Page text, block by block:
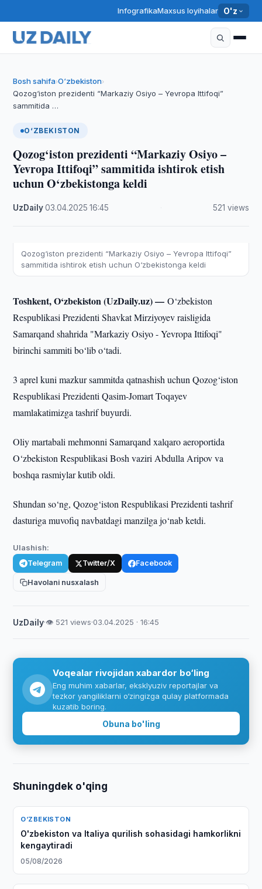
InfografikaMaxsus loyihalar O'z
Bosh sahifa›O‘zbekiston›
Qozog‘iston prezidenti “Markaziy Osiyo – Yevropa Ittifoqi”
sammitida …
O‘ZBEKISTON
Qozog‘iston prezidenti “Markaziy Osiyo –
Yevropa Ittifoqi” sammitida ishtirok etish
uchun O‘zbekistonga keldi
UzDaily·03.04.2025 ·16:45 521 views
Qozog‘iston prezidenti “Markaziy Osiyo – Yevropa Ittifoqi”
sammitida ishtirok etish uchun O‘zbekistonga keldi
Toshkent, O‘zbekiston (UzDaily.uz) —O‘zbekiston
Respublikasi Prezidenti Shavkat Mirziyoyev raisligida
Samarqand shahrida "Markaziy Osiyo - Yevropa Ittifoqi"
birinchi sammiti bo‘lib o‘tadi.
3 aprel kuni mazkur sammitda qatnashish uchun Qozog‘iston
Respublikasi Prezidenti Qasim-Jomart Toqayev
mamlakatimizga tashrif buyurdi.
Oliy martabali mehmonni Samarqand xalqaro aeroportida
O‘zbekiston Respublikasi Bosh vaziri Abdulla Aripov va
boshqa rasmiylar kutib oldi.
Shundan so‘ng, Qozog‘iston Respublikasi Prezidenti tashrif
dasturiga muvofiq navbatdagi manzilga jo‘nab ketdi.
Ulashish:
Telegram Twitter/X Facebook
Havolani nusxalash
UzDaily·👁 521 views·03.04.2025 · 16:45
Voqealar rivojidan xabardor bo‘ling
Eng muhim xabarlar, eksklyuziv reportajlar va
tezkor yangiliklarni o‘zingizga qulay platformada
kuzatib boring.
Obuna bo'ling
Shuningdek o'qing
O‘ZBEKISTON
O'zbekiston va Italiya qurilish sohasidagi hamkorlikni
kengaytiradi
05/08/2026